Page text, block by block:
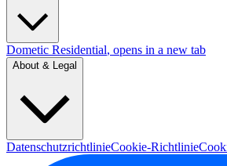
Dometic Residential, opens in a new tab
About & Legal
DatenschutzrichtlinieCookie-Richtlinie